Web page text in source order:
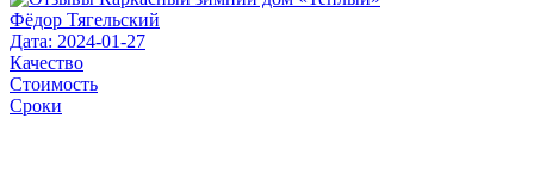
Фёдор Тягельский
Дата: 2024-01-27
Качество
Стоимость
Сроки